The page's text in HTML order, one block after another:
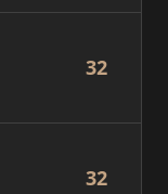
32
32